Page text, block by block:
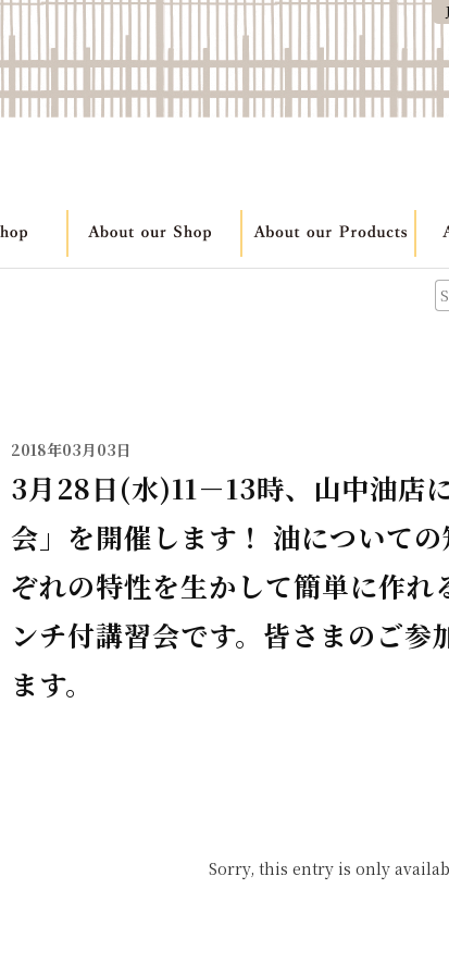
2018年03月03日
3月28日(水)11－13時、山中油店
会」を開催します！ 油について
ぞれの特性を生かして簡単に作れ
ンチ付講習会です。皆さまのご参
ます。
Sorry, this entry is only